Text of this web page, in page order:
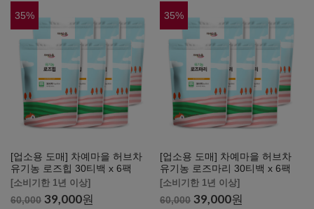
35%
[업소용 도매] 차예마을 허브차
유기농 로즈힙 30티백 x 6팩
[소비기한 1년 이상]
60,000 39,000원
35%
[업소용 도매] 차예마을 허브차
유기농 로즈마리 30티백 x 6팩
[소비기한 1년 이상]
60,000 39,000원